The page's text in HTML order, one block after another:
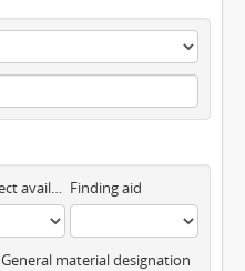
Digital object available Finding aid
General material designation